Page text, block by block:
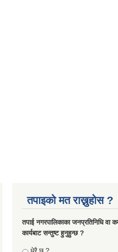
तपाइको मत राख्नुहोस ?
तपा‌ई नगरपालिकाका जनप्रतिनिधि वा
कार्यबाट सन्तुष्ट हुनुहुन्छ ?
Choices
धेरै छु ?